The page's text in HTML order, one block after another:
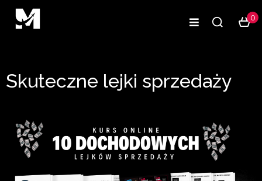
0
Skuteczne lejki sprzedaży